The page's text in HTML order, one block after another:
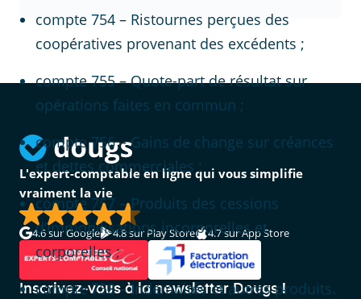
compte 754 – Ristournes perçues des
coopératives provenant des excédents ;
compte 755 – Quote-part de résultat sur
opérations faites en commun ;
compte 756 – Gains de change sur créances
et dettes commerciales ;
compte 757 – Produits des cessions
d’immobilisations incorporelles et
corporelles ;
compte 758 – Indemnités et autres produits.
L'expert-comptable en ligne qui vous simplifie
vraiment la vie
4.6sur Google 4.8sur Play Store 4.7sur App Store
Inscrivez-vous à la newsletter Dougs !